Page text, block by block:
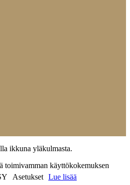
ikkuna yläkulmasta.
toimivamman käyttökokemuksen
Asetukset Lue lisää